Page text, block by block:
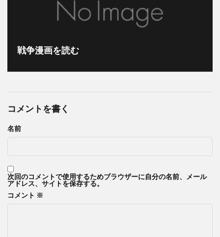
戦争漫画を読む
コメントを書く
名前
次回のコメントで使用するためブラウザーに自分の名前、メール
アドレス、サイトを保存する。
コメント ※